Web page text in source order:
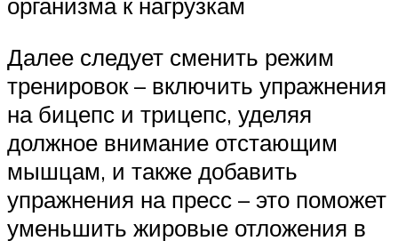
Далее следует сменить режим
тренировок – включить упражнения
на бицепс и трицепс, уделяя
должное внимание отстающим
мышцам, и также добавить
упражнения на пресс – это поможет
уменьшить жировые отложения в